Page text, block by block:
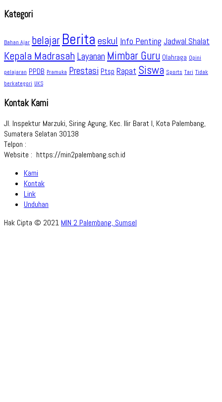
Kategori
Bahan Ajar belajar Berita eskul Info Penting Jadwal Shalat
Kepala Madrasah Layanan Mimbar Guru Olahraga Opini
pelajaran PPDB Pramuka Prestasi Ptsp Rapat Siswa Sports Tari Tidak
berkategori UKS
Kontak Kami
Jl. Inspektur Marzuki, Siring Agung, Kec. Ilir Barat I, Kota Palembang,
Sumatera Selatan 30138
Telpon :
Website : https://min2palembang.sch.id
Kami
Kontak
Link
Unduhan
Hak Cipta © 2021 MIN 2 Palembang, Sumsel